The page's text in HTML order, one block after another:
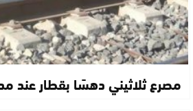
مصرع ثلاثيني دهسًا بقطار عند